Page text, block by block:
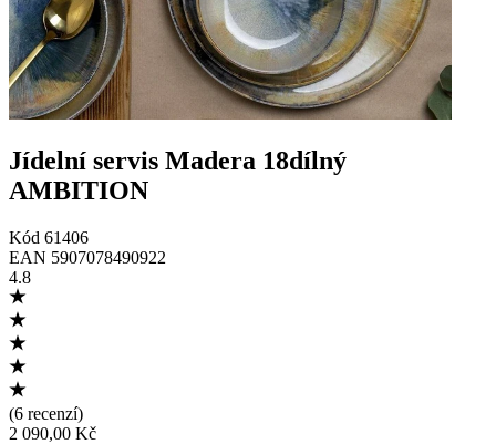
Jídelní servis Madera 18dílný
AMBITION
Kód 61406
EAN 5907078490922
4.8
(6 recenzí)
2 090,00 Kč